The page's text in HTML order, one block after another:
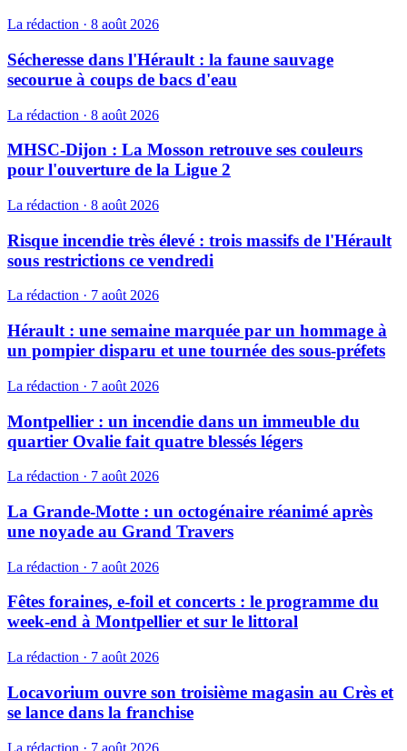
La rédaction · 8 août 2026
Sécheresse dans l'Hérault : la faune sauvage
secourue à coups de bacs d'eau
La rédaction · 8 août 2026
MHSC-Dijon : La Mosson retrouve ses couleurs
pour l'ouverture de la Ligue 2
La rédaction · 8 août 2026
Risque incendie très élevé : trois massifs de l'Hérault
sous restrictions ce vendredi
La rédaction · 7 août 2026
Hérault : une semaine marquée par un hommage à
un pompier disparu et une tournée des sous-préfets
La rédaction · 7 août 2026
Montpellier : un incendie dans un immeuble du
quartier Ovalie fait quatre blessés légers
La rédaction · 7 août 2026
La Grande-Motte : un octogénaire réanimé après
une noyade au Grand Travers
La rédaction · 7 août 2026
Fêtes foraines, e-foil et concerts : le programme du
week-end à Montpellier et sur le littoral
La rédaction · 7 août 2026
Locavorium ouvre son troisième magasin au Crès et
se lance dans la franchise
La rédaction · 7 août 2026